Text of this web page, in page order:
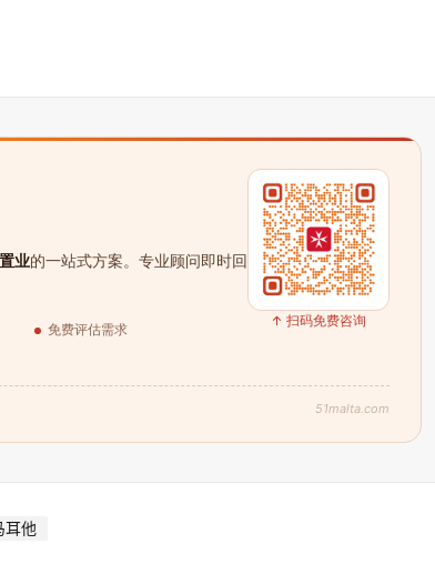
业的一站式方案。专业顾问即时回
免费评估需求 ↑ 扫码免费咨询
51malta.com
耳他